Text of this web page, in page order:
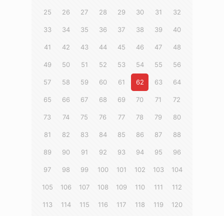
25 26 27 28 29 30 31 32
33 34 35 36 37 38 39 40
41 42 43 44 45 46 47 48
49 50 51 52 53 54 55 56
57 58 59 60 61 62 63 64
65 66 67 68 69 70 71 72
73 74 75 76 77 78 79 80
81 82 83 84 85 86 87 88
89 90 91 92 93 94 95 96
97 98 99 100 101 102 103 104
105 106 107 108 109 110 111 112
113 114 115 116 117 118 119 120